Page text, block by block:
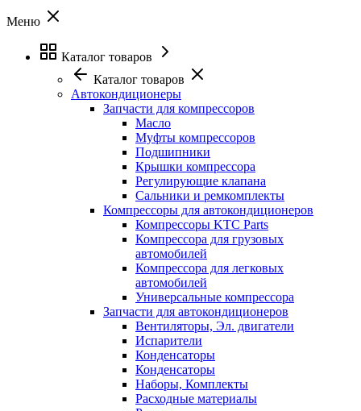
Меню
Каталог товаров
Каталог товаров
Автокондиционеры
Запчасти для компрессоров
Масло
Муфты компрессоров
Подшипники
Крышки компрессора
Регулирующие клапана
Сальники и ремкомплекты
Компрессоры для автокондиционеров
Компрессоры KTC Parts
Компрессора для грузовых
автомобилей
Компрессора для легковых
автомобилей
Универсальные компрессора
Запчасти для автокондиционеров
Вентиляторы, Эл. двигатели
Испарители
Конденсаторы
Конденсаторы
Наборы, Комплекты
Расходные материалы